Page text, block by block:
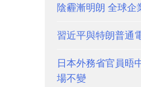
陰霾漸明朗 全球企
習近平與特朗普通
日本外務省官員晤
場不變